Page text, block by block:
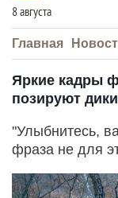
8 августа
Главная
Яркие кадры
позируют
"Улыбнитесь,
фраза не для